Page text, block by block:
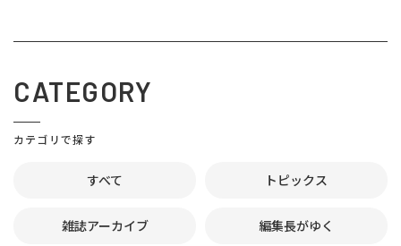
CATEGORY
カテゴリで探す
すべて トピックス
雑誌アーカイブ 編集長がゆく